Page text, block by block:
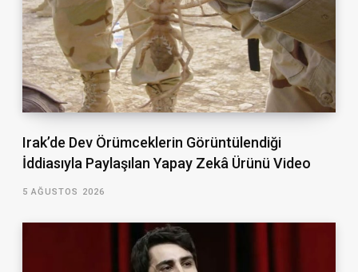
Irak’de Dev Örümceklerin Görüntülendiği
İddiasıyla Paylaşılan Yapay Zekâ Ürünü Video
5 AĞUSTOS 2026